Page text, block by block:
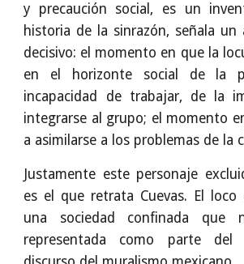
y precaución social, es un
historia de la sinrazón, señala un
decisivo: el momento en que la
en el horizonte social de la
incapacidad de trabajar, de la
integrarse al grupo; el momento
a asimilarse a los problemas de la
Justamente este personaje
es el que retrata Cuevas. El
una sociedad confinada que
representada como parte del